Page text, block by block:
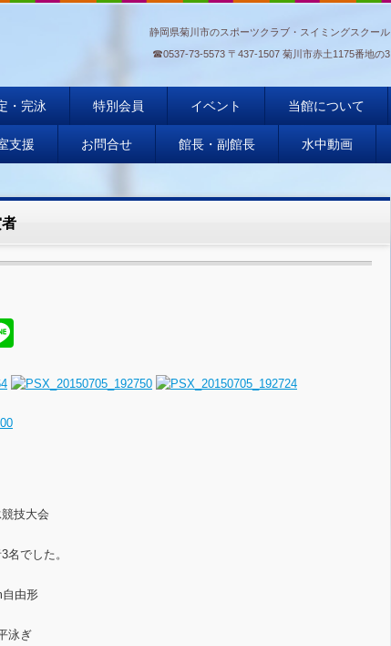
静岡県菊川市のスポーツクラブ・スイミングスクール
☎0537-73-5573 〒437-1507 菊川市赤土1175番地の3
・完泳 特別会員 イベント 当館について
支援 お問合せ 館長・副館長 水中動画
者
e
技大会
名でした。
自由形
泳ぎ